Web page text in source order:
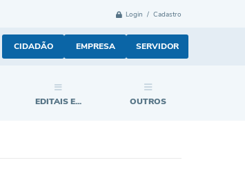
Login / Cadastro
CIDADÃO EMPRESA SERVIDOR
EDITAIS E... OUTROS